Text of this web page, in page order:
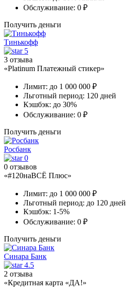
Обслуживание: 0 ₽
Получить деньги
Тинькофф
5
3 отзыва
«Platinum Платежный стикер»
Лимит: до 1 000 000 ₽
Льготный период: 120 дней
Кэшбэк: до 30%
Обслуживание: 0 ₽
Получить деньги
Росбанк
0
0 отзывов
«#120наВСЁ Плюс»
Лимит: до 1 000 000 ₽
Льготный период: до 120 дней
Кэшбэк: 1-5%
Обслуживание: 0 ₽
Получить деньги
Синара Банк
4.5
2 отзыва
«Кредитная карта «ДА!»